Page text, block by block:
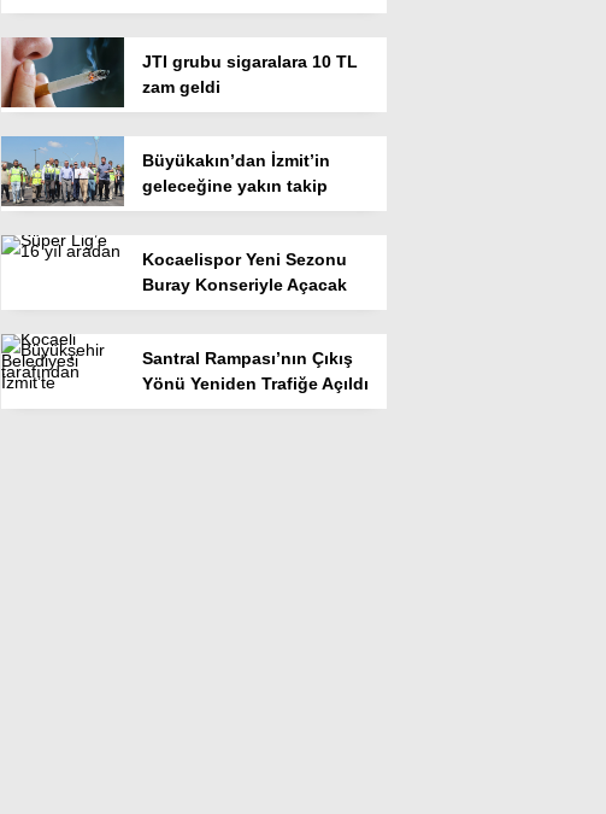
JTI grubu sigaralara 10 TL
zam geldi
Büyükakın’dan İzmit’in
geleceğine yakın takip
Kocaelispor Yeni Sezonu
Buray Konseriyle Açacak
Santral Rampası’nın Çıkış
Yönü Yeniden Trafiğe Açıldı